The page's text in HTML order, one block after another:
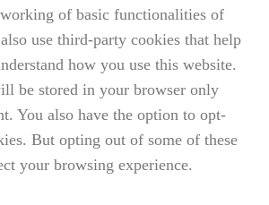
of basic functionalities of
use third-party cookies that help
how you use this website.
be stored in your browser only
You also have the option to opt-
But opting out of some of these
your browsing experience.